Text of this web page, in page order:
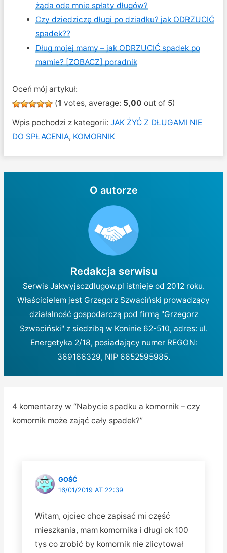
żąda ode mnie spłaty długów?
Czy dziedziczę długi po dziadku? jak ODRZUCIĆ
spadek??
Dług mojej mamy – jak ODRZUCIĆ spadek po
mamie? [ZOBACZ] poradnik
Oceń mój artykuł:
(1 votes, average: 5,00 out of 5)
Wpis pochodzi z kategorii: JAK ŻYĆ Z DŁUGAMI NIE
DO SPŁACENIA, KOMORNIK
O autorze
Redakcja serwisu
Serwis Jakwyjsczdlugow.pl istnieje od 2012 roku.
Właścicielem jest Grzegorz Szwaciński prowadzący
działalność gospodarczą pod firmą "Grzegorz
Szwaciński" z siedzibą w Koninie 62-510, adres: ul.
Energetyka 2/18, posiadający numer REGON:
369166329, NIP 6652595985.
4 komentarzy w “Nabycie spadku a komornik – czy
komornik może zająć cały spadek?”
GOŚĆ
16/01/2019 AT 22:39
Witam, ojciec chce zapisać mi część
mieszkania, mam komornika i długi ok 100
tys co zrobić by komornik nie zlicytował